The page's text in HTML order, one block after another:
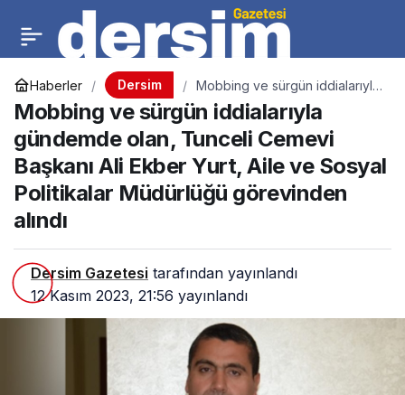
Haberler Dersim
Mobbing ve sürgün iddialarıyla
gündemde olan, Tunceli
Cemevi Başkanı Ali Ekber Yurt,
Aile ve Sosyal Politikalar
Müdürlüğü görevinden alındı
Mobbing ve sürgün iddialarıyla
gündemde olan, Tunceli Cemevi
Başkanı Ali Ekber Yurt, Aile ve Sosyal
Politikalar Müdürlüğü görevinden
alındı
Dersim Gazetesi tarafından yayınlandı
12 Kasım 2023, 21:56 yayınlandı